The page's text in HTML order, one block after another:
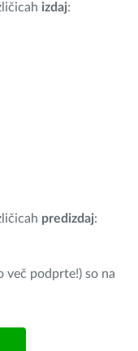
izdaj:
predizdaj:
več podprte!) so na